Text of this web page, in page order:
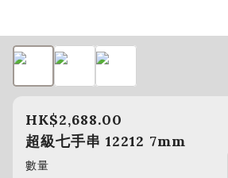
HK$2,688.00
超級七手串 12212 7mm
數量